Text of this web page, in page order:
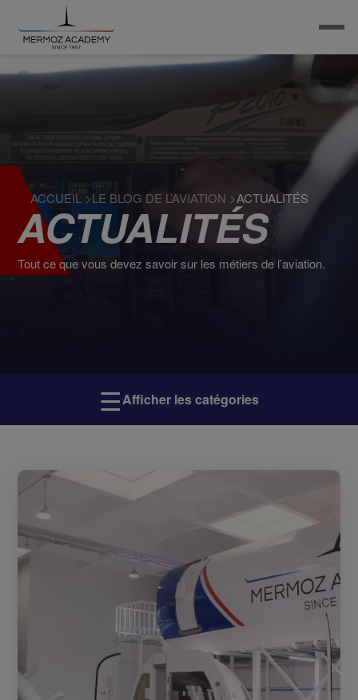
ACCUEIL>LE BLOG DE L’AVIATION >ACTUALITÉS
ACTUALITÉS
Tout ce que vous devez savoir sur les métiers de l’aviation.
☰Afficher les catégories